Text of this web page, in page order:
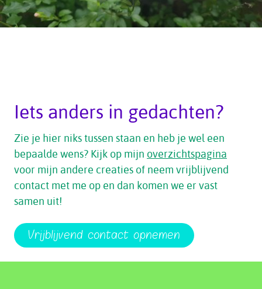
Iets anders in gedachten?
Zie je hier niks tussen staan en heb je wel een
bepaalde wens? Kijk op mijn overzichtspagina
voor mijn andere creaties of neem vrijblijvend
contact met me op en dan komen we er vast
samen uit!
Vrijblijvend contact opnemen